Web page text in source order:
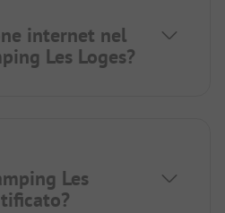
internet nel
Les Loges?
Les